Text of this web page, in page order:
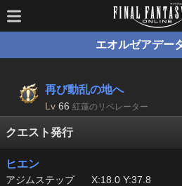
エオルゼアデー
再び動乱の地へ
Lv 66 紅蓮のリベレーター
クエスト発行
ヒエン
アジムステップ X:18.0 Y:37.8